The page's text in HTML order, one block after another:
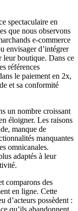
spectaculaire en
que nous observons
e-commerce
envisager d’intégrer
leur boutique. Dans ce
références
le paiement en 2x,
et sa conformité
un nombre croissant
éloigner. Les raisons
manque de
manquantes
omnicanales.
adaptés à leur
comparons des
en ligne. Cette
d’acteurs possèdent :
qu’ils abandonnent,